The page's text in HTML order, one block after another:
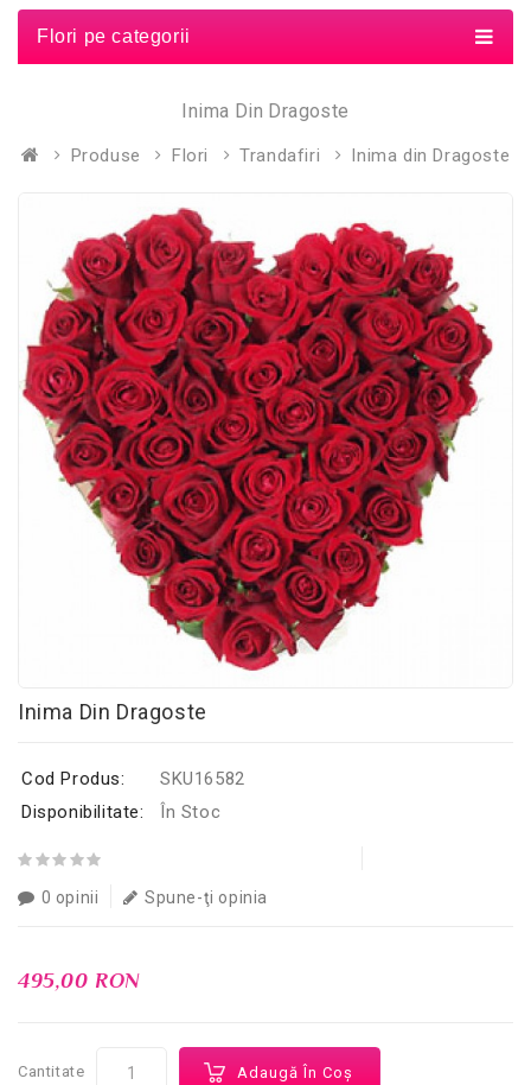
Flori pe categorii
Inima Din Dragoste
Produse Flori Trandafiri Inima din Dragoste
Inima Din Dragoste
Cod Produs:
SKU16582
Disponibilitate:
În Stoc
0 opinii Spune-ţi opinia
495,00 RON
Cantitate Adaugă În Coş